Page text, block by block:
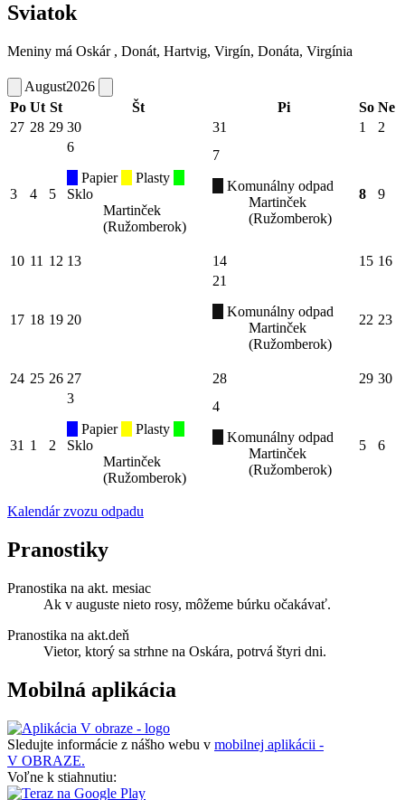
Sviatok
Meniny má Oskár , Donát, Hartvig, Virgín, Donáta, Virgínia
August2026
Po Ut St Št Pi So Ne
27 28 29 30 31 1 2
3 4 5
6
Papier
Plasty
Sklo
Martinček
(Ružomberok)
7
Komunálny odpad
Martinček
(Ružomberok)
8 9
10 11 12 13 14 15 16
17 18 19 20
21
Komunálny odpad
Martinček
(Ružomberok)
22 23
24 25 26 27 28 29 30
31 1 2
3
Papier
Plasty
Sklo
Martinček
(Ružomberok)
4
Komunálny odpad
Martinček
(Ružomberok)
5 6
Kalendár zvozu odpadu
Pranostiky
Pranostika na akt. mesiac
Ak v auguste nieto rosy, môžeme búrku očakávať.
Pranostika na akt.deň
Vietor, ktorý sa strhne na Oskára, potrvá štyri dni.
Mobilná aplikácia
Sledujte informácie z nášho webu v mobilnej aplikácii -
V OBRAZE.
Voľne k stiahnutiu: